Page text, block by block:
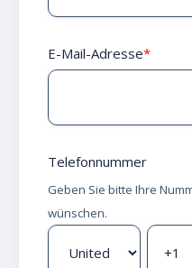
E-Mail-Adresse*
Telefonnummer
Geben Sie bitte Ihre
wünschen.